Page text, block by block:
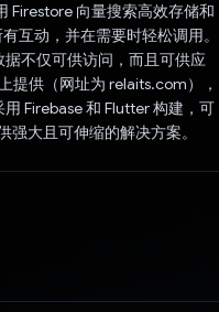
Firestore 向量搜索高效存储和
互动，并在需要时轻松调用。
不仅可供访问，而且可供应
提供（网址为 relaits.com），
Firebase 和 Flutter 构建，可
强大且可伸缩的解决方案。